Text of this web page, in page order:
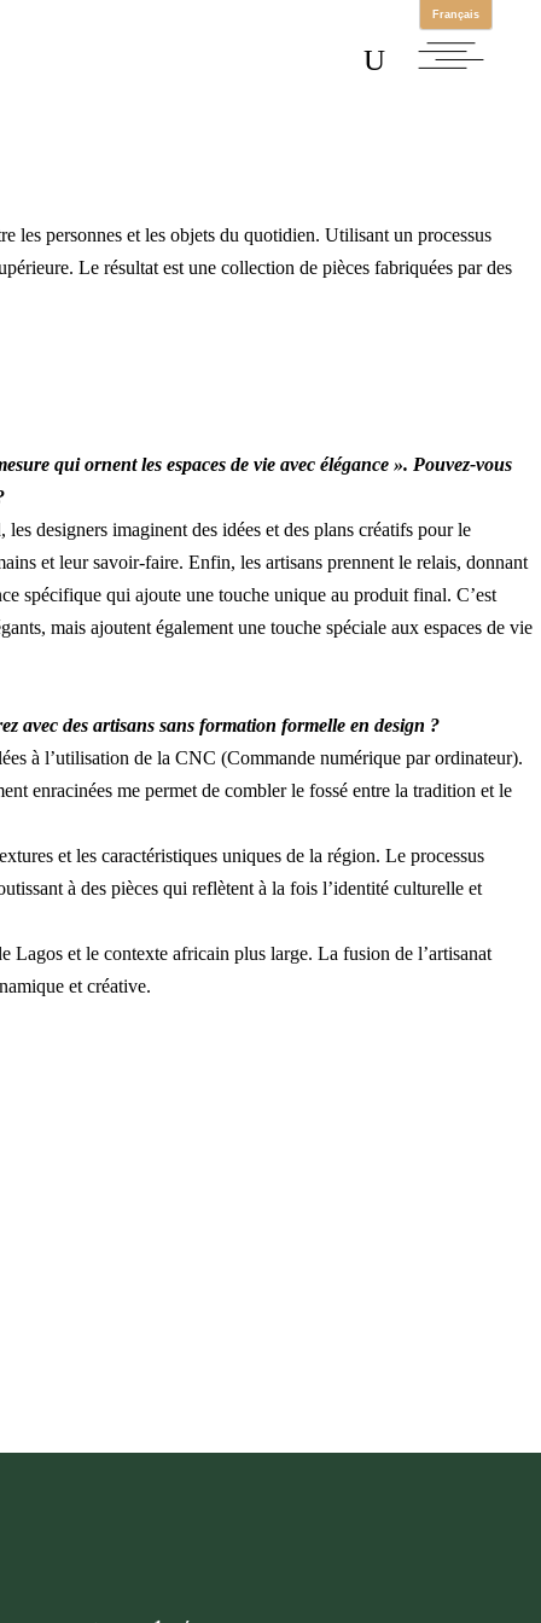
les personnes et les objets du quotidien. Utilisant un processus
Le résultat est une collection de pièces fabriquées par des
qui ornent les espaces de vie avec élégance ». Pouvez-vous
designers imaginent des idées et des plans créatifs pour le
et leur savoir-faire. Enfin, les artisans prennent le relais, donnant
spécifique qui ajoute une touche unique au produit final. C’est
mais ajoutent également une touche spéciale aux espaces de vie
avec des artisans sans formation formelle en design ?
à l’utilisation de la CNC (Commande numérique par ordinateur).
enracinées me permet de combler le fossé entre la tradition et le
et les caractéristiques uniques de la région. Le processus
à des pièces qui reflètent à la fois l’identité culturelle et
Lagos et le contexte africain plus large. La fusion de l’artisanat
et créative.